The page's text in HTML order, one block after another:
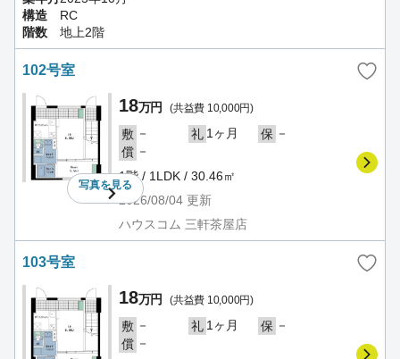
構造
RC
階数
地上2階
102号室
写真を見る
18万円 (共益費 10,000円)
敷 － 礼 1ヶ月 保 －
償 －
1階 / 1LDK / 30.46㎡
2026/08/04 更新
ハウスコム 三軒茶屋店
103号室
18万円 (共益費 10,000円)
敷 － 礼 1ヶ月 保 －
償 －